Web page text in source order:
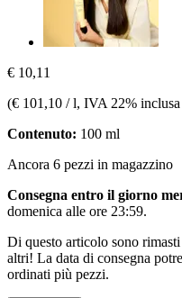
€ 10,11
(€ 101,10 / l, IVA 22% inclusa
Contenuto: 100 ml
Ancora 6 pezzi in magazzino
Consegna entro il giorno
domenica alle ore 23:59.
Di questo articolo sono
altri! La data di consegna
ordinati più pezzi.